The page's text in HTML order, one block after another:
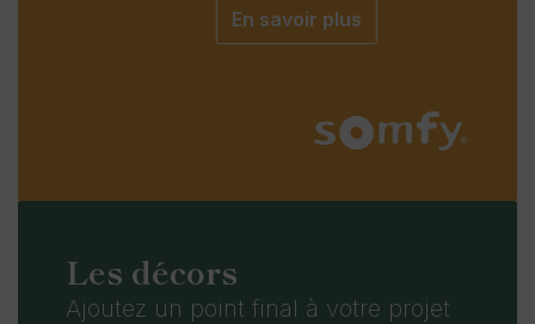
En savoir plus
Les décors
Ajoutez un point final à votre projet